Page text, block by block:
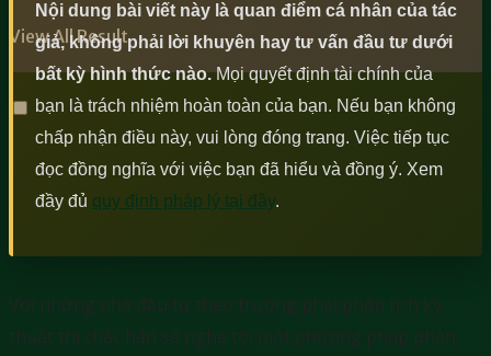
View All Result
Nội dung bài viết này là quan điểm cá nhân của tác
giả, không phải lời khuyên hay tư vấn đầu tư dưới
bất kỳ hình thức nào.Mọi quyết định tài chính của
bạn là trách nhiệm hoàn toàn của bạn. Nếu bạn không
chấp nhận điều này, vui lòng đóng trang. Việc tiếp tục
đọc đồng nghĩa với việc bạn đã hiểu và đồng ý. Xem
đầy đủ quy định pháp lý tại đây.
Với những nhà đầu tư theo trường phái phân tích kỹ
thuật thì chắc hẳn sẽ nghe tới một phương pháp phân